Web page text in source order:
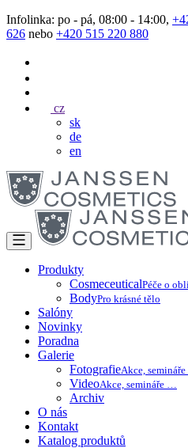
Infolinka: po - pá, 08:00 - 14:00,
626 nebo +420 515 220 880
cz
sk
de
en
Produkty
CosmeceuticalPéče o
BodyPro krásné tělo
Salóny
Novinky
Poradna
Galerie
FotografieAkce,
VideoAkce, semináře …
Archiv
O nás
Kontakt
Katalog produktů